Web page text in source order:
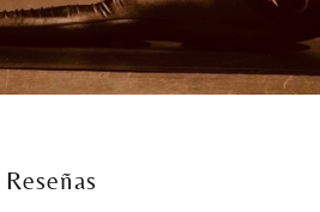
Reseñas